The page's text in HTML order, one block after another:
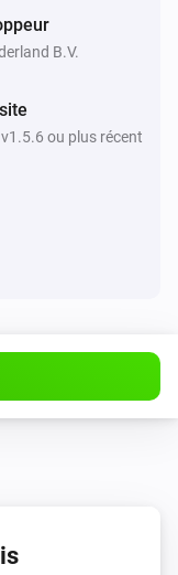
B.V.
ou plus récent